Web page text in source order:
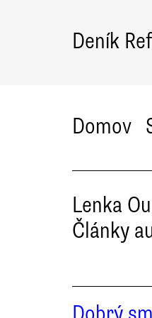
Deník
Domov
Lenka
Články